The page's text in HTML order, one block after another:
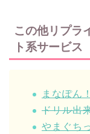
この他リプラ
ト系サービス
まなぽん！
ドリル出
やまぐち